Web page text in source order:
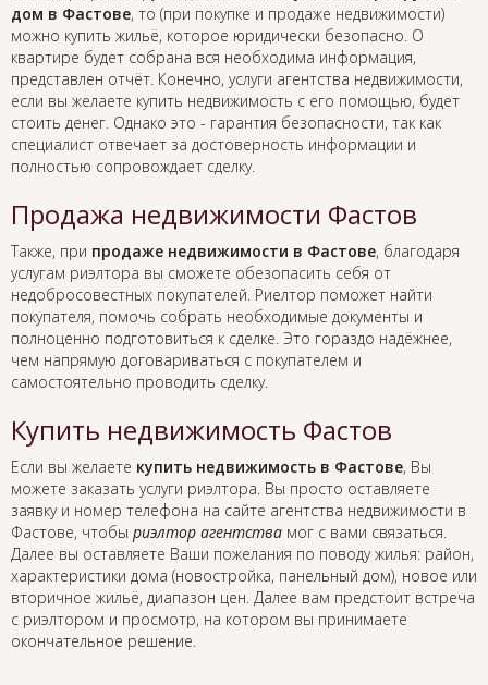
дом в Фастове, то (при покупке и продаже недвижимости)
можно купить жильё, которое юридически безопасно. О
квартире будет собрана вся необходима информация,
представлен отчёт. Конечно, услуги агентства недвижимости,
если вы желаете купить недвижимость с его помощью, будет
стоить денег. Однако это - гарантия безопасности, так как
специалист отвечает за достоверность информации и
полностью сопровождает сделку.
Продажа недвижимости Фастов
Также, при продаже недвижимости в Фастове, благодаря
услугам риэлтора вы сможете обезопасить себя от
недобросовестных покупателей. Риелтор поможет найти
покупателя, помочь собрать необходимые документы и
полноценно подготовиться к сделке. Это гораздо надёжнее,
чем напрямую договариваться с покупателем и
самостоятельно проводить сделку.
Купить недвижимость Фастов
Если вы желаете купить недвижимость в Фастове, Вы
можете заказать услуги риэлтора. Вы просто оставляете
заявку и номер телефона на сайте агентства недвижимости в
Фастове, чтобы риэлтор агентства мог с вами связаться.
Далее вы оставляете Ваши пожелания по поводу жилья: район,
характеристики дома (новостройка, панельный дом), новое или
вторичное жильё, диапазон цен. Далее вам предстоит встреча
с риэлтором и просмотр, на котором вы принимаете
окончательное решение.